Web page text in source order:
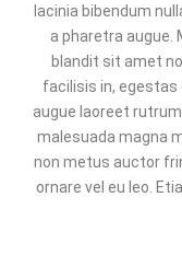
lacinia bibendum
a pharetra augue.
blandit sit amet
facilisis in, egestas
augue laoreet
malesuada magna
non metus auctor
ornare vel eu leo.